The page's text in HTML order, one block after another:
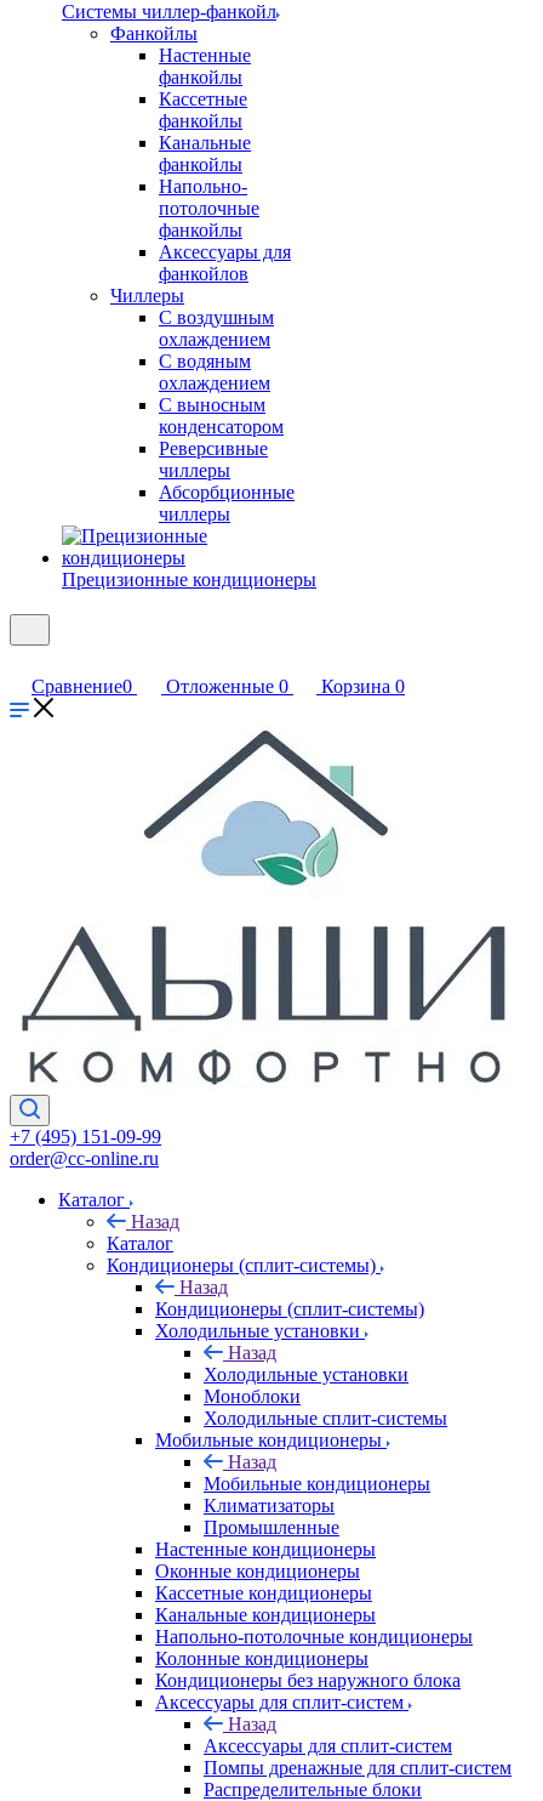
Системы чиллер-фанкойл
Фанкойлы
Настенные
фанкойлы
Кассетные
фанкойлы
Канальные
фанкойлы
Напольно-
потолочные
фанкойлы
Аксессуары для
фанкойлов
Чиллеры
С воздушным
охлаждением
С водяным
охлаждением
С выносным
конденсатором
Реверсивные
чиллеры
Абсорбционные
чиллеры
Прецизионные кондиционеры
Сравнение0 Отложенные 0 Корзина 0
+7 (495) 151-09-99
order@cc-online.ru
Каталог
Назад
Каталог
Кондиционеры (сплит-системы)
Назад
Кондиционеры (сплит-системы)
Холодильные установки
Назад
Холодильные установки
Моноблоки
Холодильные сплит-системы
Мобильные кондиционеры
Назад
Мобильные кондиционеры
Климатизаторы
Промышленные
Настенные кондиционеры
Оконные кондиционеры
Кассетные кондиционеры
Канальные кондиционеры
Напольно-потолочные кондиционеры
Колонные кондиционеры
Кондиционеры без наружного блока
Аксессуары для сплит-систем
Назад
Аксессуары для сплит-систем
Помпы дренажные для сплит-систем
Распределительные блоки